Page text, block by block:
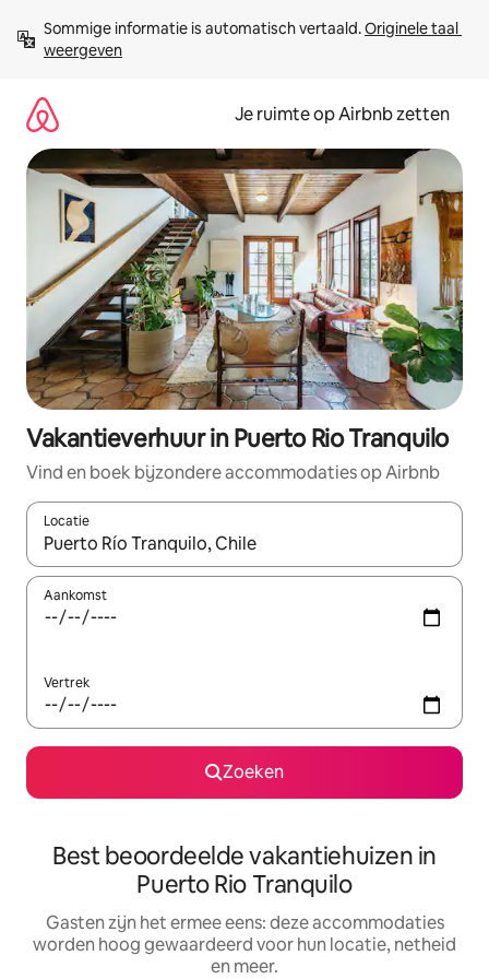
direct
naar
Sommige informatie is automatisch vertaald. Originele taal
weergeven
Je ruimte op Airbnb zetten
Vakantieverhuur in Puerto Rio Tranquilo
Vind en boek bijzondere accommodaties op Airbnb
Locatie
Wanneer er suggesties beschikbaar zijn, maak je een keuze
Aankomst
Vertrek
Zoeken
Best beoordeelde vakantiehuizen in
Puerto Rio Tranquilo
Gasten zijn het ermee eens: deze accommodaties
worden hoog gewaardeerd voor hun locatie, netheid
en meer.